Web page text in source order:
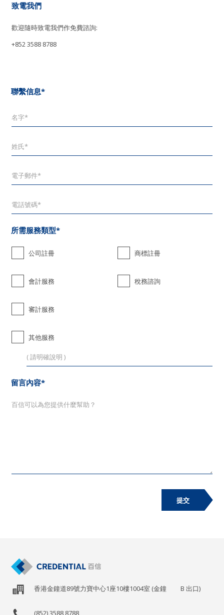
致電我們
歡迎隨時致電我們作免費諮詢:
+852 3588 8788
聯繫信息*
所需服務類型*
公司註冊 商標註冊
會計服務 稅務諮詢
審計服務
其他服務
留言內容*
提交
香港金鐘道89號力寶中心1座10樓1004室 (金鐘 B 出口)
(852) 3588 8788